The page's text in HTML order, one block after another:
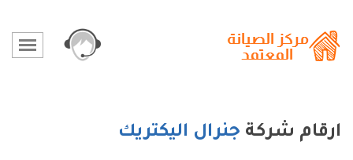
ارقام شركة جنرال اليكتريك